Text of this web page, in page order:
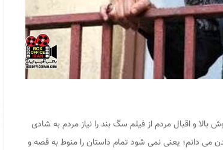
بالا و اقبال مردم از فیلم سگ بندرا نیاز مردم به شادی
می دانم؛ یعنی نمی شود تمام داستان را منوط به قصه و